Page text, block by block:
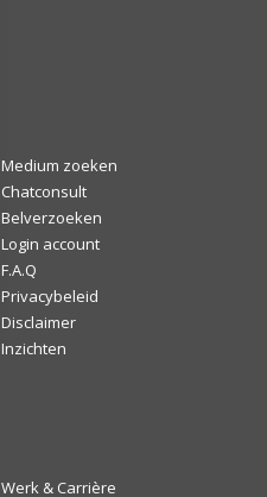
Medium zoeken
Chatconsult
Belverzoeken
Login account
F.A.Q
Privacybeleid
Disclaimer
Inzichten
Werk & Carrière